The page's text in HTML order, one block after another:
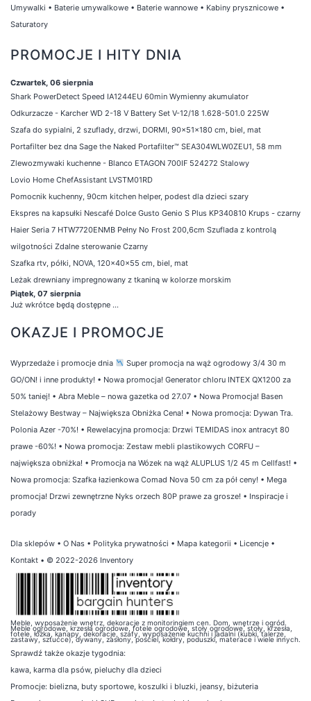
Umywalki • Baterie umywalkowe • Baterie wannowe • Kabiny prysznicowe •
Saturatory
PROMOCJE I HITY DNIA
Czwartek, 06 sierpnia
Shark PowerDetect Speed IA1244EU 60min Wymienny akumulator
Odkurzacze - Karcher WD 2-18 V Battery Set V-12/18 1.628-501.0 225W
Szafa do sypialni, 2 szuflady, drzwi, DORMI, 90x51x180 cm, biel, mat
Portafilter bez dna Sage the Naked Portafilter™ SEA304WLW0ZEU1, 58 mm
Zlewozmywaki kuchenne - Blanco ETAGON 700IF 524272 Stalowy
Lovio Home ChefAssistant LVSTM01RD
Pomocnik kuchenny, 90cm kitchen helper, podest dla dzieci szary
Ekspres na kapsułki Nescafé Dolce Gusto Genio S Plus KP340810 Krups - czarny
Haier Seria 7 HTW7720ENMB Pełny No Frost 200,6cm Szuflada z kontrolą
wilgotności Zdalne sterowanie Czarny
Szafka rtv, półki, NOVA, 120x40x55 cm, biel, mat
Leżak drewniany impregnowany z tkaniną w kolorze morskim
Piątek, 07 sierpnia
Już wkrótce będą dostępne ...
OKAZJE I PROMOCJE
Wyprzedaże i promocje dnia
Super promocja na wąż ogrodowy 3/4 30 m
GO/ON! i inne produkty! • Nowa promocja! Generator chloru INTEX QX1200 za
50% taniej! • Abra Meble – nowa gazetka od 27.07 • Nowa Promocja! Basen
Stelażowy Bestway – Największa Obniżka Cena! • Nowa promocja: Dywan Tra.
Polonia Azer -70%! • Rewelacyjna promocja: Drzwi TEMIDAS inox antracyt 80
prawe -60%! • Nowa promocja: Zestaw mebli plastikowych CORFU –
największa obniżka! • Promocja na Wózek na wąż ALUPLUS 1/2 45 m Cellfast! •
Nowa promocja: Szafka łazienkowa Comad Nova 50 cm za pół ceny! • Mega
promocja! Drzwi zewnętrzne Nyks orzech 80P prawe za grosze! • Inspiracje i
porady
Dla sklepów • O Nas • Polityka prywatności • Mapa kategorii • Licencje •
Kontakt • © 2022-2026 Inventory
Meble, wyposażenie wnętrz, dekoracje z monitoringiem cen. Dom, wnętrze i ogród.
Meble ogrodowe, krzesła ogrodowe, fotele ogrodowe, stoły ogrodowe, stoły, krzesła,
fotele, łóżka, kanapy, dekoracje, szafy, wyposażenie kuchni i jadalni (kubki, talerze,
zastawy, sztućce), dywany, zasłony, pościel, kołdry, poduszki, materace i wiele innych.
Sprawdź także okazje tygodnia:
kawa, karma dla psów, pieluchy dla dzieci
Promocje: bielizna, buty sportowe, koszulki i bluzki, jeansy, biżuteria